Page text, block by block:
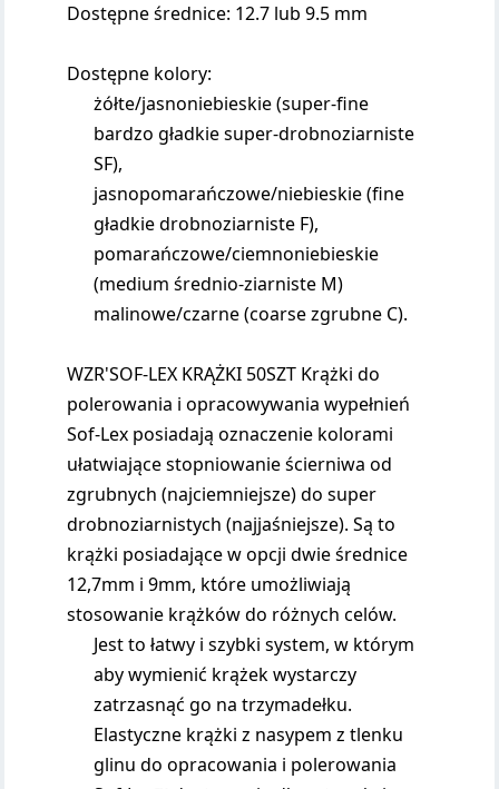
Dostępne średnice: 12.7 lub 9.5 mm
Dostępne kolory:
żółte/jasnoniebieskie (super-fine
bardzo gładkie super-drobnoziarniste
SF),
jasnopomarańczowe/niebieskie (fine
gładkie drobnoziarniste F),
pomarańczowe/ciemnoniebieskie
(medium średnio-ziarniste M)
malinowe/czarne (coarse zgrubne C).
WZR'SOF-LEX KRĄŻKI 50SZT Krążki do
polerowania i opracowywania wypełnień
Sof-Lex posiadają oznaczenie kolorami
ułatwiające stopniowanie ścierniwa od
zgrubnych (najciemniejsze) do super
drobnoziarnistych (najjaśniejsze). Są to
krążki posiadające w opcji dwie średnice
12,7mm i 9mm, które umożliwiają
stosowanie krążków do różnych celów.
Jest to łatwy i szybki system, w którym
aby wymienić krążek wystarczy
zatrzasnąć go na trzymadełku.
Elastyczne krążki z nasypem z tlenku
glinu do opracowania i polerowania